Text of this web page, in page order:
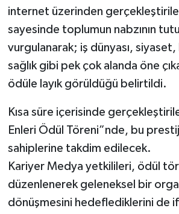
internet üzerinden
sayesinde toplumun nabzının
vurgulanarak; iş dünyası,
sağlık gibi pek çok alanda öne
ödüle layık görüldüğü belirtildi.
Kısa süre içerisinde
Enleri Ödül Töreni”nde, bu
sahiplerine takdim edilecek.
Kariyer Medya yetkilileri, ödül
düzenlenerek geleneksel bir
dönüşmesini hedeflediklerini de